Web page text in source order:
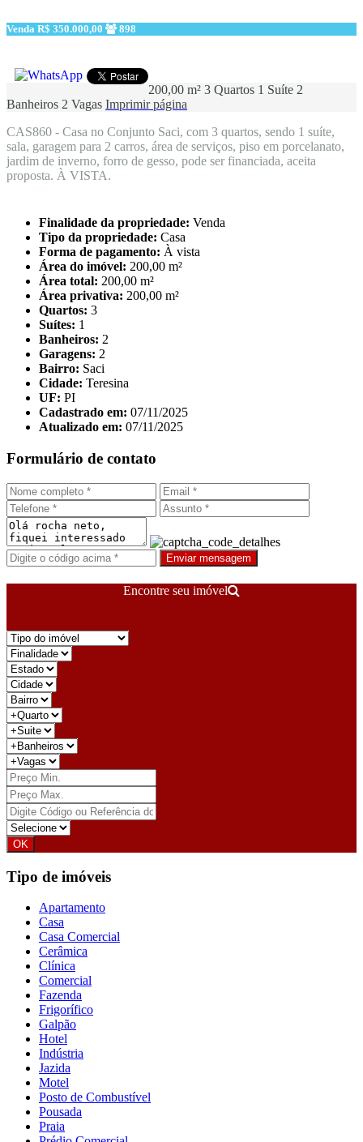
Venda R$ 350.000,00 898
200,00 m² 3 Quartos 1 Suíte 2
Banheiros 2 Vagas Imprimir página
CAS860 - Casa no Conjunto Saci, com 3 quartos, sendo 1 suíte,
sala, garagem para 2 carros, área de serviços, piso em porcelanato,
jardim de inverno, forro de gesso, pode ser financiada, aceita
proposta. À VISTA.
Finalidade da propriedade: Venda
Tipo da propriedade: Casa
Forma de pagamento: À vista
Área do imóvel: 200,00 m²
Área total: 200,00 m²
Área privativa: 200,00 m²
Quartos: 3
Suítes: 1
Banheiros: 2
Garagens: 2
Bairro: Saci
Cidade: Teresina
UF: PI
Cadastrado em: 07/11/2025
Atualizado em: 07/11/2025
Formulário de contato
Enviar mensagem
Encontre seu imóvel
Tipo de imóveis
Apartamento
Casa
Casa Comercial
Cerâmica
Clínica
Comercial
Fazenda
Frigorífico
Galpão
Hotel
Indústria
Jazida
Motel
Posto de Combustível
Pousada
Praia